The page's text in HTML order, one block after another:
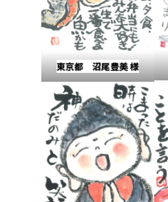
東京都 沼尾豊美 様